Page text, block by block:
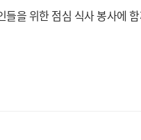
을 위한 점심 식사 봉사에